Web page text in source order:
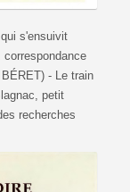
s'ensuivit
- Le train
petit
recherches